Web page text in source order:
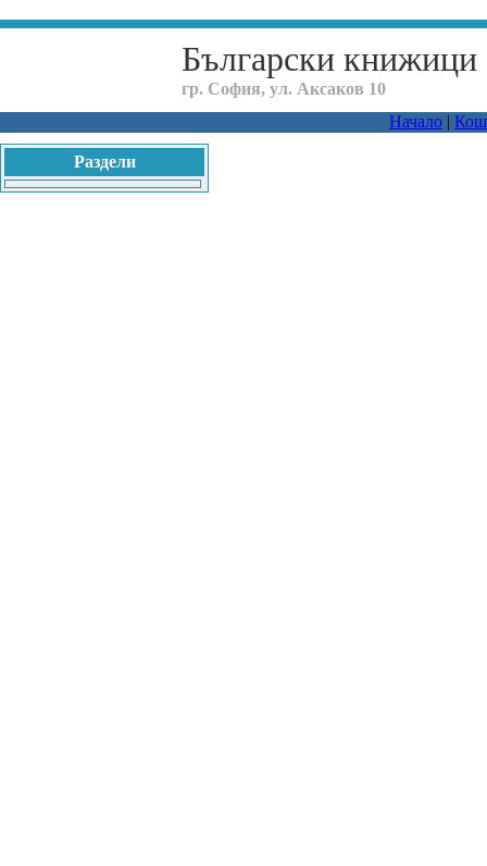
Български книжици
гр. София, ул. Аксаков 10
Начало |
Раздели